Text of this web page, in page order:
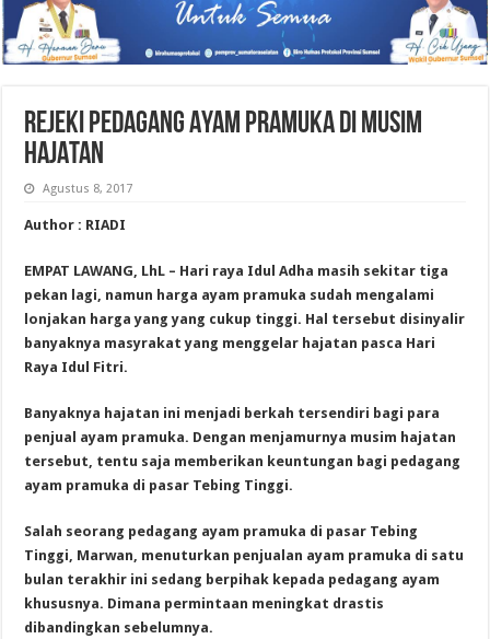
REJEKI PEDAGANG AYAM PRAMUKA DI MUSIM
HAJATAN
Agustus 8, 2017
Author : RIADI
EMPAT LAWANG, LhL – Hari raya Idul Adha masih sekitar tiga
pekan lagi, namun harga ayam pramuka sudah mengalami
lonjakan harga yang yang cukup tinggi. Hal tersebut disinyalir
banyaknya masyrakat yang menggelar hajatan pasca Hari
Raya Idul Fitri.
Banyaknya hajatan ini menjadi berkah tersendiri bagi para
penjual ayam pramuka. Dengan menjamurnya musim hajatan
tersebut, tentu saja memberikan keuntungan bagi pedagang
ayam pramuka di pasar Tebing Tinggi.
Salah seorang pedagang ayam pramuka di pasar Tebing
Tinggi, Marwan, menuturkan penjualan ayam pramuka di satu
bulan terakhir ini sedang berpihak kepada pedagang ayam
khususnya. Dimana permintaan meningkat drastis
dibandingkan sebelumnya.